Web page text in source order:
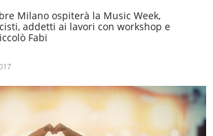
Milano ospiterà la Music Week,
addetti ai lavori con workshop e
Fabi